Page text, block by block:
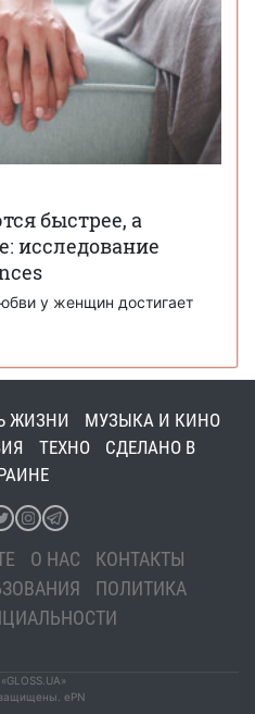
быстрее, а
исследование
у женщин достигает
ЖИЗНИ
МУЗЫКА И КИНО
ТЕХНО
СДЕЛАНО В
О НАС
КОНТАКТЫ
ПОЛИТИКА
ePN